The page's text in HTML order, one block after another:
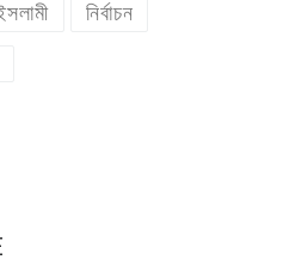
নির্বাচন